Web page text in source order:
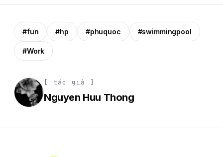
#fun #hp #phuquoc #swimmingpool
#Work
[ tác giả ]
Nguyen Huu Thong